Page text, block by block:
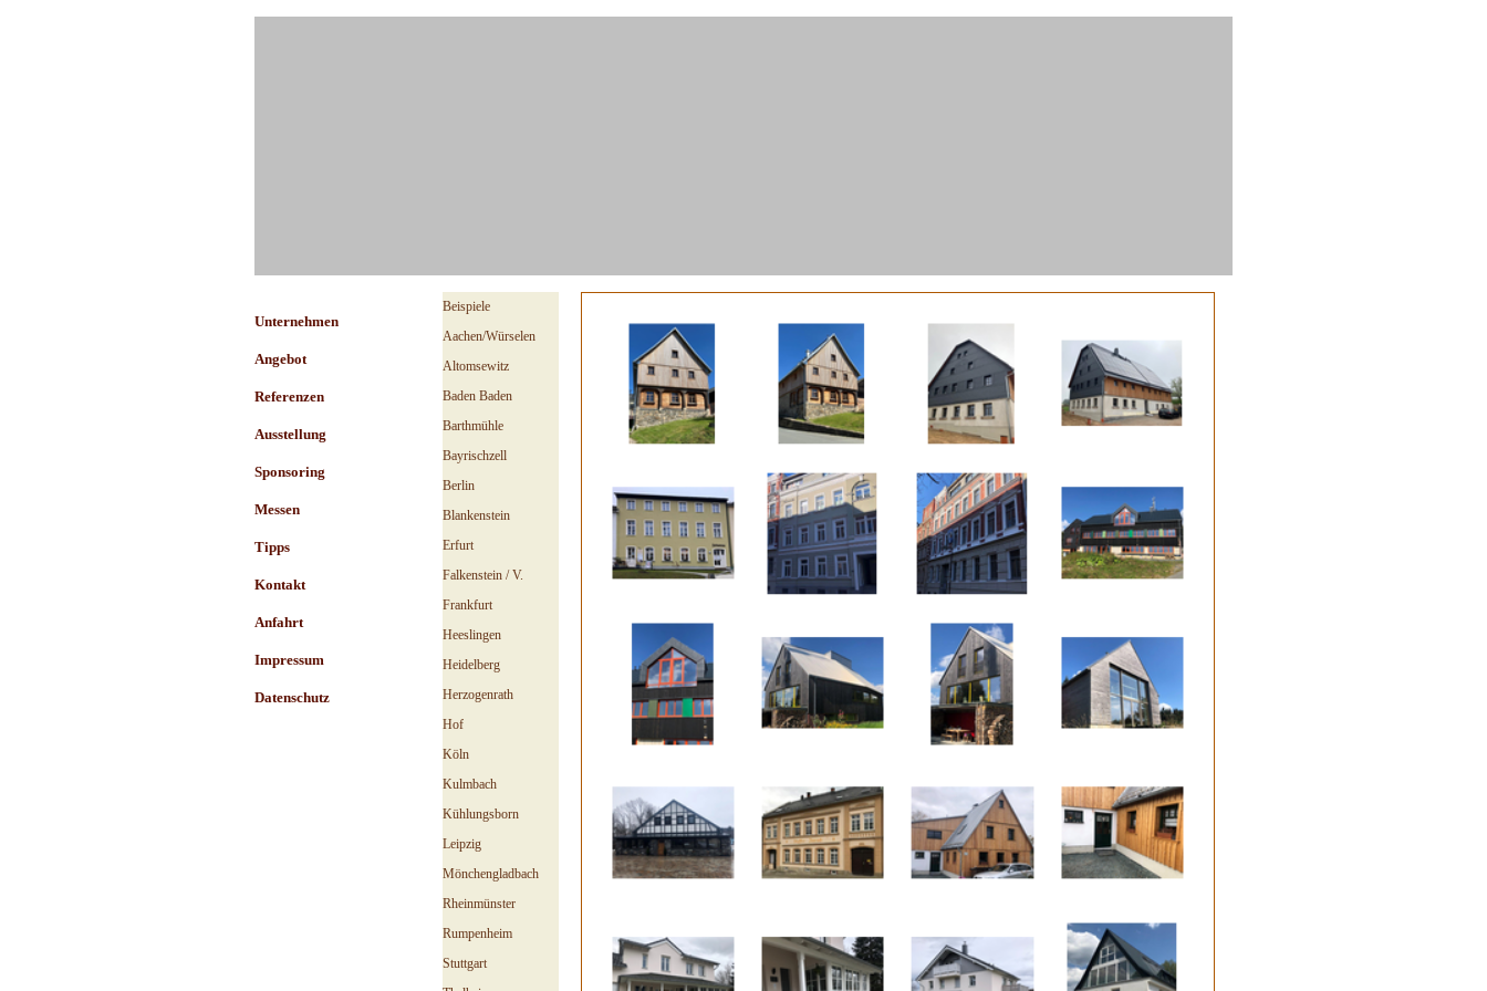
Unternehmen
Angebot
Referenzen
Ausstellung
Sponsoring
Messen
Tipps
Kontakt
Anfahrt
Impressum
Datenschutz
Menü überspringen
Beispiele
Aachen/Würselen
Altomsewitz
Baden Baden
Barthmühle
Bayrischzell
Berlin
Blankenstein
Erfurt
Falkenstein / V.
Frankfurt
Heeslingen
Heidelberg
Herzogenrath
Hof
Köln
Kulmbach
Kühlungsborn
Leipzig
Mönchengladbach
Rheinmünster
Rumpenheim
Stuttgart